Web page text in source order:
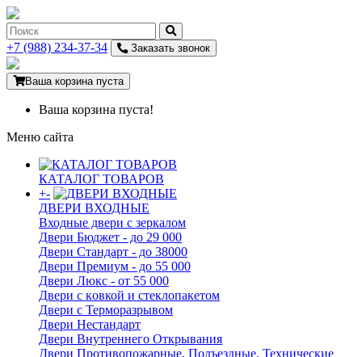
+7 (988) 234-37-34 Заказать звонок
Ваша корзина пуста
Ваша корзина пуста!
Меню сайта
КАТАЛОГ ТОВАРОВ
+-
ДВЕРИ ВХОДНЫЕ
Входные двери с зеркалом
Двери Бюджeт - до 29 000
Двери Стaндaрт - до 38000
Двери Прeмиум - до 55 000
Двери Люкс - от 55 000
Двери с кoвкой и стеклопакетом
Двери с Терморазрывом
Двери Нecтaндaрт
Двери Внутреннего Открывания
Двери Противопожарные, Подъездные, Технические